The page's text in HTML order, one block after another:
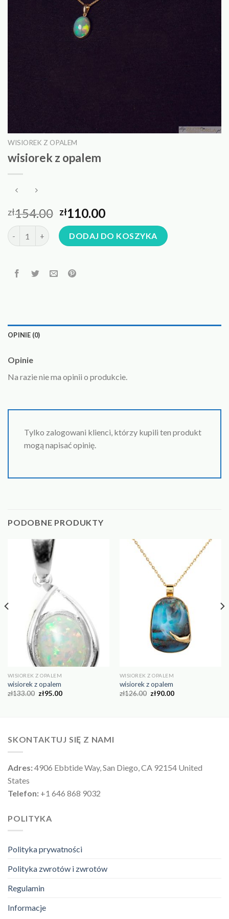
WISIOREK Z OPALEM
wisiorek z opalem
zł154.00 zł110.00
ilość wisiorek z opalemDODAJ DO KOSZYKA
OPINIE (0)
Opinie
Na razie nie ma opinii o produkcie.
Tylko zalogowani klienci, którzy kupili ten produkt
mogą napisać opinię.
PODOBNE PRODUKTY
WISIOREK Z OPALEM
wisiorek z opalem
zł133.00 zł95.00
WISIOREK Z OPALEM
wisiorek z opalem
zł126.00 zł90.00
SKONTAKTUJ SIĘ Z NAMI
Adres:4906 Ebbtide Way, San Diego, CA 92154 United
States
Telefon: +1 646 868 9032
POLITYKA
Polityka prywatności
Polityka zwrotów i zwrotów
Regulamin
Informacje